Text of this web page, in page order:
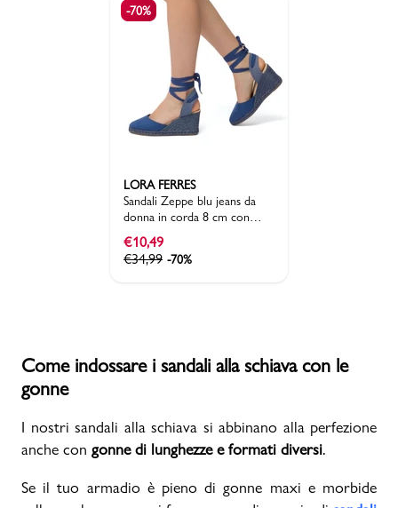
-70%
LORA FERRES
Sandali Zeppe blu jeans da
donna in corda 8 cm con
chiusura alla schiava Lora
Ferres
€10,49
€34,99 -70%
Come indossare i sandali alla schiava con le
gonne
I nostri sandali alla schiava si abbinano alla perfezione
anche con gonne di lunghezze e formati diversi.
Se il tuo armadio è pieno di gonne maxi e morbide